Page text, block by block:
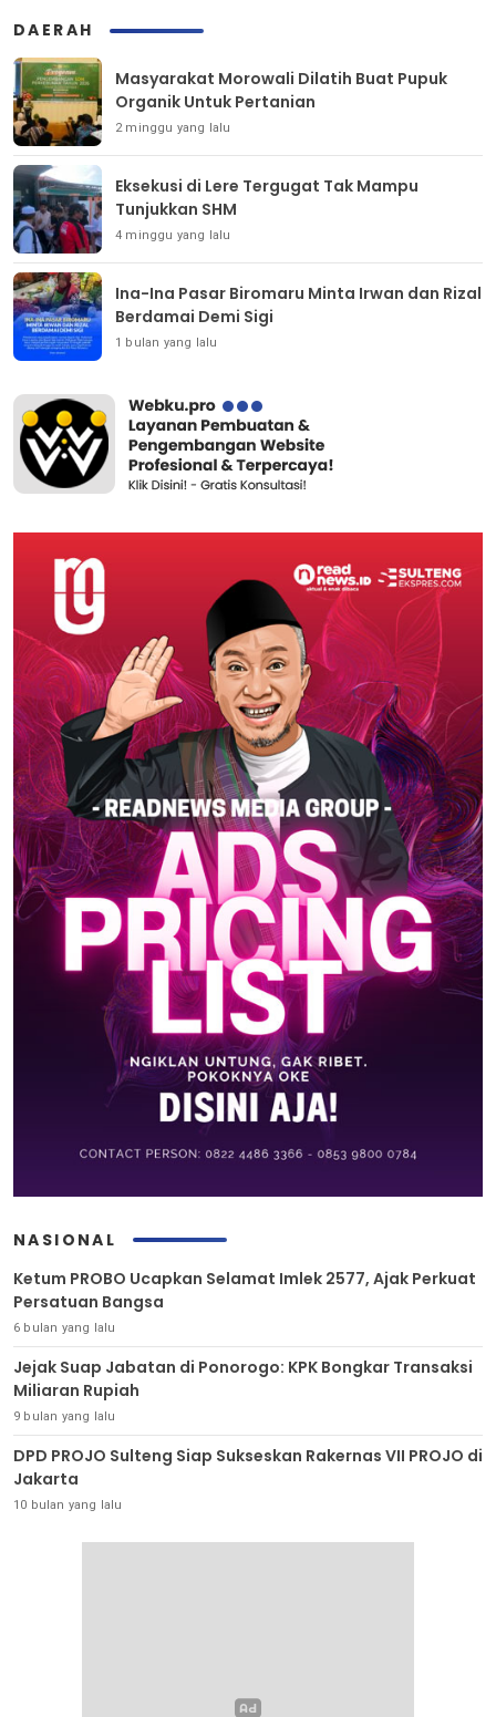
DAERAH
Masyarakat Morowali Dilatih Buat Pupuk
Organik Untuk Pertanian
2 minggu yang lalu
Eksekusi di Lere Tergugat Tak Mampu
Tunjukkan SHM
4 minggu yang lalu
Ina-Ina Pasar Biromaru Minta Irwan dan Rizal
Berdamai Demi Sigi
1 bulan yang lalu
NASIONAL
Ketum PROBO Ucapkan Selamat Imlek 2577, Ajak Perkuat
Persatuan Bangsa
6 bulan yang lalu
Jejak Suap Jabatan di Ponorogo: KPK Bongkar Transaksi
Miliaran Rupiah
9 bulan yang lalu
DPD PROJO Sulteng Siap Sukseskan Rakernas VII PROJO di
Jakarta
10 bulan yang lalu